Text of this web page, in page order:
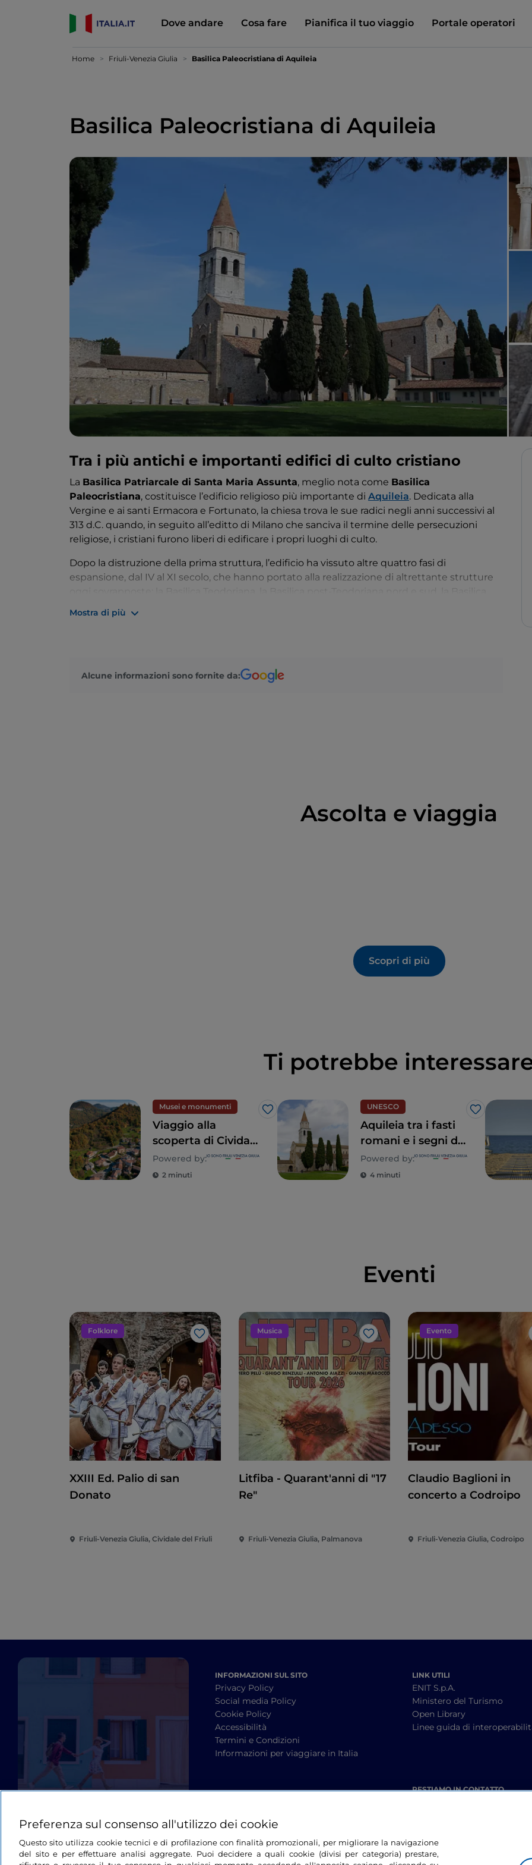
Dove andare Cosa fare Pianifica il tuo viaggio Portale operatori
Home Friuli-Venezia Giulia Basilica Paleocristiana di Aquileia
Basilica Paleocristiana di Aquileia
Tra i più antichi e importanti edifici di culto cristiano
La Basilica Patriarcale di Santa Maria Assunta, meglio nota come Basilica
Paleocristiana, costituisce l’edificio religioso più importante di Aquileia. Dedicata alla
Vergine e ai santi Ermacora e Fortunato, la chiesa trova le sue radici negli anni successivi al
313 d.C. quando, in seguito all’editto di Milano che sanciva il termine delle persecuzioni
religiose, i cristiani furono liberi di edificare i propri luoghi di culto.
Dopo la distruzione della prima struttura, l’edificio ha vissuto altre quattro fasi di
espansione, dal IV al XI secolo, che hanno portato alla realizzazione di altrettante strutture
suo splendore.
Mostra di più
Alcune informazioni sono fornite da:
Ascolta e viaggia
Scopri di più
Ti potrebbe
Musei e monumenti
Like
Viaggio alla
scoperta di Cividale
del Friuli e delle
Valli del Natisone
Powered by:
2 minuti
UNESCO
Like
Aquileia tra i fasti
romani e i segni del
Cristianesimo
Powered by:
4 minuti
Eventi
Folklore
Like
XXIII Ed. Palio di san
Donato
Friuli-Venezia Giulia, Cividale del Friuli
Musica
Like
Litfiba - Quarant'anni di "17
Re"
Friuli-Venezia Giulia, Palmanova
Evento
Claudio Baglioni in
concerto a Codroipo
Friuli-Venezia Giulia, Codroipo
INFORMAZIONI SUL SITO
Privacy Policy
Social media Policy
Cookie Policy
Accessibilità
Termini e Condizioni
Informazioni per viaggiare in Italia
LINK UTILI
ENIT S.p.A.
Ministero del Turismo
Open Library
Linee guida di
RESTIAMO IN CONTATTO
Preferenza sul consenso all'utilizzo dei cookie
Questo sito utilizza cookie tecnici e di profilazione con finalità promozionali, per migliorare la navigazione
del sito e per effettuare analisi aggregate. Puoi decidere a quali cookie (divisi per categoria) prestare,